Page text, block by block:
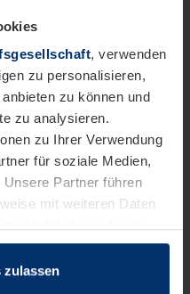
, verwenden
zu personalisieren,
zu können und
zu analysieren.
zu Ihrer Verwendung
für soziale Medien,
Partner führen
mit weiteren Daten
Dienste gesammelt
zulassen